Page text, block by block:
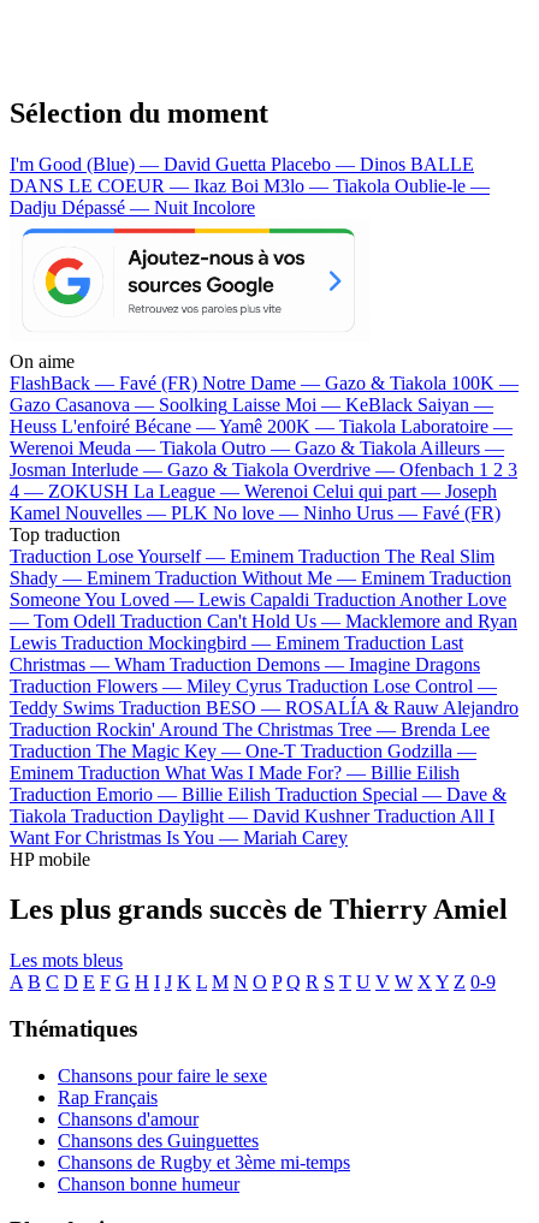
Sélection du moment
I'm Good (Blue) — David Guetta Placebo — Dinos BALLE
DANS LE COEUR — Ikaz Boi M3lo — Tiakola Oublie-le —
Dadju Dépassé — Nuit Incolore
On aime
FlashBack — Favé (FR) Notre Dame — Gazo & Tiakola 100K —
Gazo Casanova — Soolking Laisse Moi — KeBlack Saiyan —
Heuss L'enfoiré Bécane —Yamê 200K — Tiakola Laboratoire —
Werenoi Meuda — Tiakola Outro — Gazo & Tiakola Ailleurs —
Josman Interlude — Gazo & Tiakola Overdrive — Ofenbach 1 2 3
4 — ZOKUSH La League — Werenoi Celui qui part — Joseph
Kamel Nouvelles — PLK No love — Ninho Urus — Favé (FR)
Top traduction
Traduction Lose Yourself — Eminem Traduction The Real Slim
Shady — Eminem Traduction Without Me — Eminem Traduction
Someone You Loved — Lewis Capaldi Traduction Another Love
— Tom Odell Traduction Can't Hold Us — Macklemore and Ryan
Lewis Traduction Mockingbird — Eminem Traduction Last
Christmas — Wham Traduction Demons — Imagine Dragons
Traduction Flowers — Miley Cyrus Traduction Lose Control —
Teddy Swims Traduction BESO — ROSALÍA & Rauw Alejandro
Traduction Rockin' Around The Christmas Tree — Brenda Lee
Traduction The Magic Key — One-T Traduction Godzilla —
Eminem Traduction What Was I Made For? — Billie Eilish
Traduction Emorio — Billie Eilish Traduction Special — Dave &
Tiakola Traduction Daylight — David Kushner Traduction All I
Want For Christmas Is You — Mariah Carey
HP mobile
Les plus grands succès de Thierry Amiel
Les mots bleus
A B C D E F G H I J K L M N O P Q R S T U V W X Y Z 0-9
Thématiques
Chansons pour faire le sexe
Rap Français
Chansons d'amour
Chansons des Guinguettes
Chansons de Rugby et 3ème mi-temps
Chanson bonne humeur